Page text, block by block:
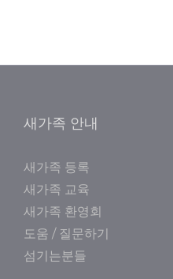
새가족 안내
새가족 등록
새가족 교육
새가족 환영회
도움 / 질문하기
섬기는분들